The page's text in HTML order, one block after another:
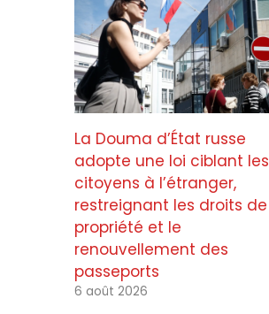
La Douma d’État russe
adopte une loi ciblant les
citoyens à l’étranger,
restreignant les droits de
propriété et le
renouvellement des
passeports
6 août 2026